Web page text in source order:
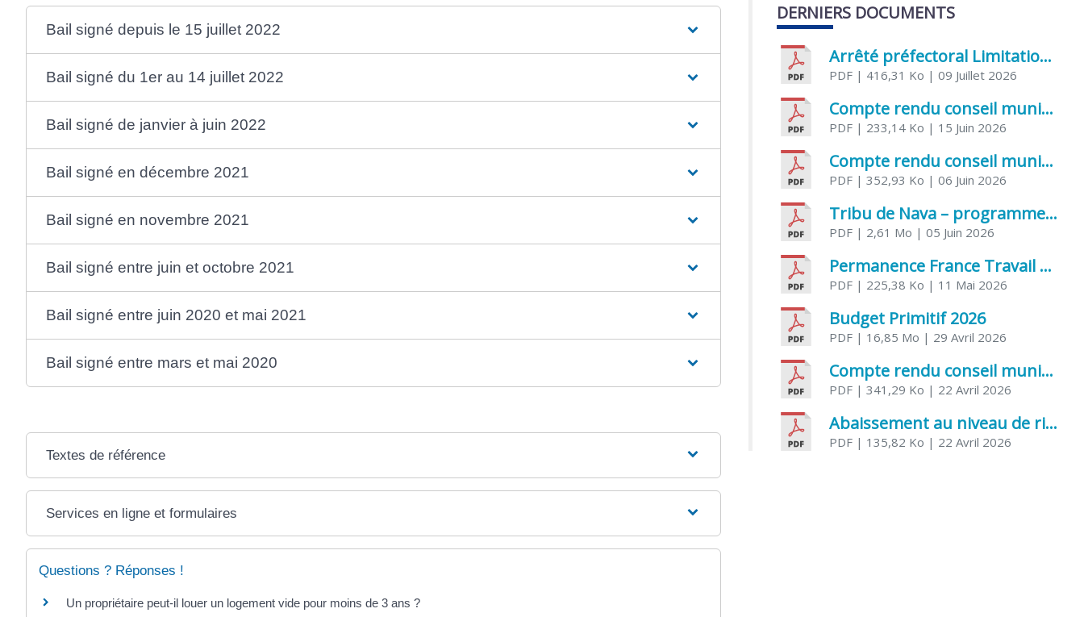
Bail signé depuis le 15 juillet 2022
Bail signé du 1er au 14 juillet 2022
Bail signé de janvier à juin 2022
Bail signé en décembre 2021
Bail signé en novembre 2021
Bail signé entre juin et octobre 2021
Bail signé entre juin 2020 et mai 2021
Bail signé entre mars et mai 2020
Textes de référence
Services en ligne et formulaires
Questions ? Réponses !
Un propriétaire peut-il louer un logement vide pour moins de 3 ans ?
DERNIERS DOCUMENTS
Arrêté préfectoral Limitation provisoire des usages de l’eau
PDF | 416,31 Ko | 09 Juillet 2026
Compte rendu conseil municipal 5 juin 2026 sénatoriale
PDF | 233,14 Ko | 15 Juin 2026
Compte rendu conseil municipal – 21 avril 2026
PDF | 352,93 Ko | 06 Juin 2026
Tribu de Nava – programme et inscriptions été 2026
PDF | 2,61 Mo | 05 Juin 2026
Permanence France Travail au CCAS de Saujon Juin 2026
PDF | 225,38 Ko | 11 Mai 2026
Budget Primitif 2026
PDF | 16,85 Mo | 29 Avril 2026
Compte rendu conseil municipal – 7 avril 2026
PDF | 341,29 Ko | 22 Avril 2026
Abaissement au niveau de risque modéré de l’Influenza aviaire
PDF | 135,82 Ko | 22 Avril 2026